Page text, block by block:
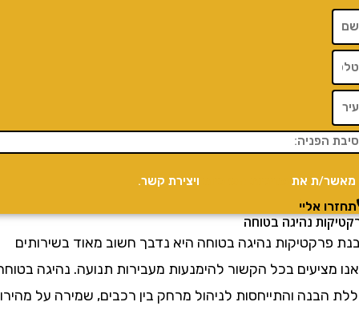
ת אתמדיניות הפרטיות ויצירת קשר.
אליי
נהיגה בטוחה
נהיגה בטוחה היא נדבך חשוב מאוד בשירותים
בכל הקשור להימנעות מעבירות תנועה. נהיגה בטוחה
והתייחסות לניהול מרחק בין רכבים, שמירה על מהירות